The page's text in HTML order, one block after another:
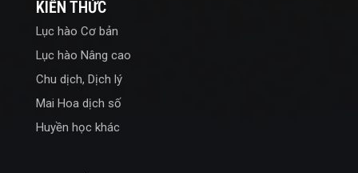
KIẾN THỨC
Lục hào Cơ bản
Lục hào Nâng cao
Chu dịch, Dịch lý
Mai Hoa dịch số
Huyền học khác